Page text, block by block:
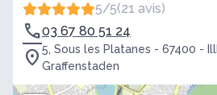
5/5(21 avis)
03 67 80 51 24
5, Sous les Platanes - 67400 -
Graffenstaden